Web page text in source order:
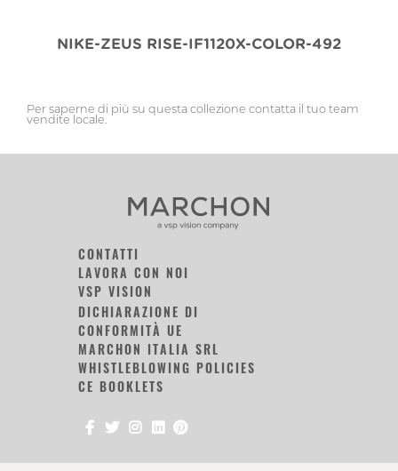
NIKE-ZEUS RISE-IF1120X-COLOR-492
Per saperne di più su questa collezione contatta il tuo team
vendite locale.
CONTATTI
LAVORA CON NOI
VSP VISION
DICHIARAZIONE DI
CONFORMITÀ UE
MARCHON ITALIA SRL
WHISTLEBLOWING POLICIES
CE BOOKLETS